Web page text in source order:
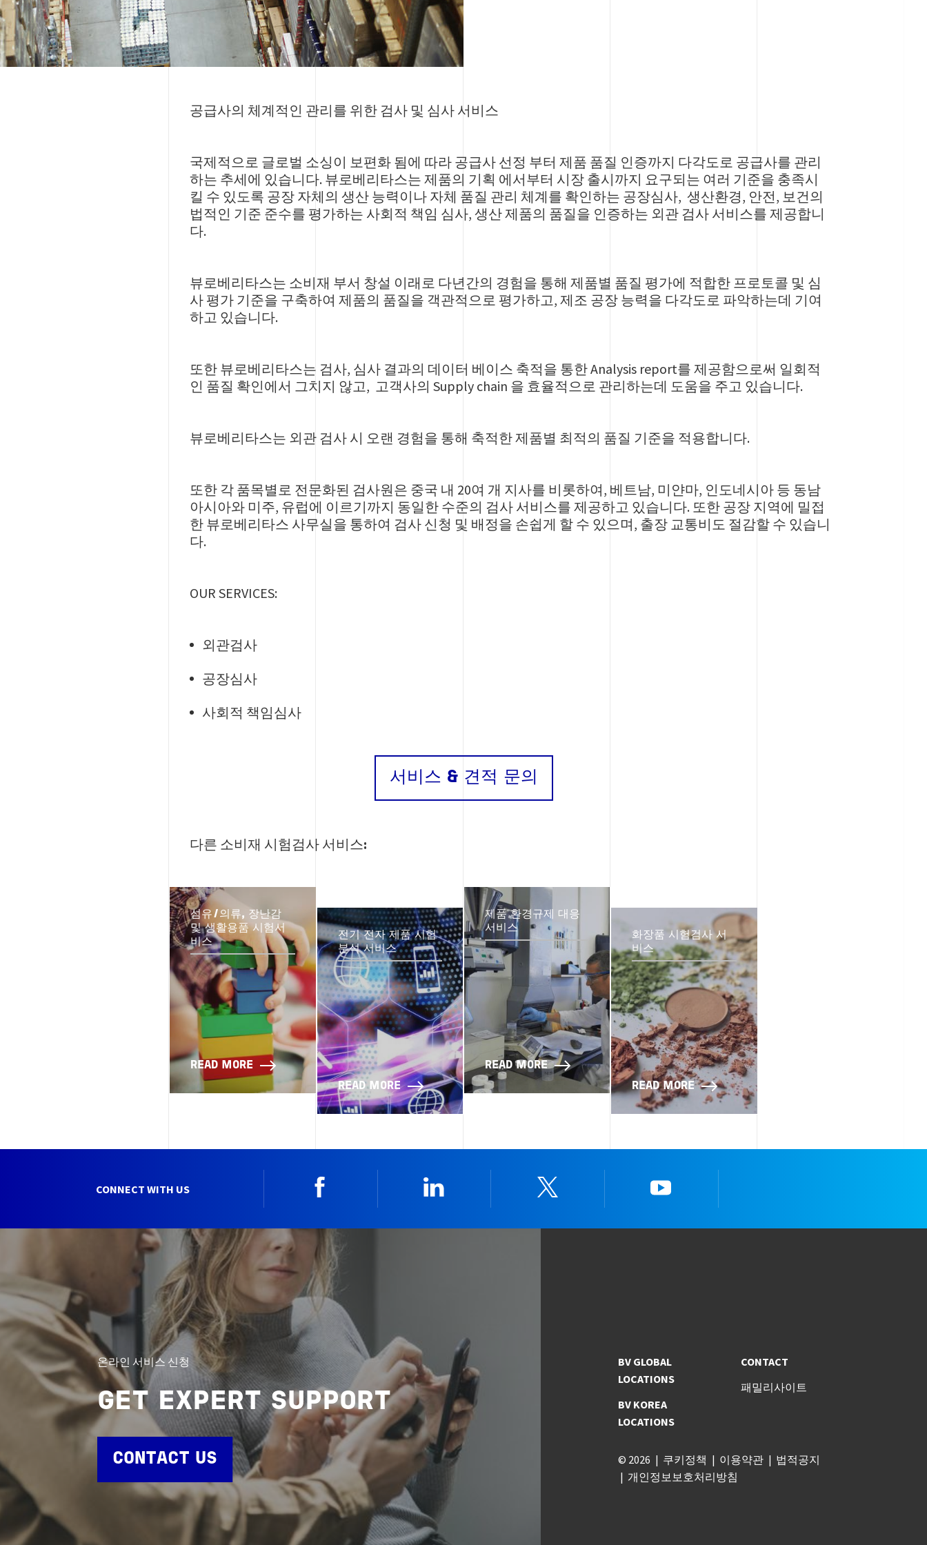
공급사의 체계적인 관리를 위한 검사 및 심사 서비스
국제적으로 글로벌 소싱이 보편화 됨에 따라 공급사 선정 부터 제품 품질 인증까지 다각도로 공급사를 관리
하는 추세에 있습니다. 뷰로베리타스는 제품의 기획 에서부터 시장 출시까지 요구되는 여러 기준을 충족시
킬 수 있도록 공장 자체의 생산 능력이나 자체 품질 관리 체계를 확인하는 공장심사, 생산환경, 안전, 보건의
법적인 기준 준수를 평가하는 사회적 책임 심사, 생산 제품의 품질을 인증하는 외관 검사 서비스를 제공합니
다.
뷰로베리타스는 소비재 부서 창설 이래로 다년간의 경험을 통해 제품별 품질 평가에 적합한 프로토콜 및 심
사 평가 기준을 구축하여 제품의 품질을 객관적으로 평가하고, 제조 공장 능력을 다각도로 파악하는데 기여
하고 있습니다.
또한 뷰로베리타스는 검사, 심사 결과의 데이터 베이스 축적을 통한 Analysis report를 제공함으로써 일회적
인 품질 확인에서 그치지 않고, 고객사의 Supply chain 을 효율적으로 관리하는데 도움을 주고 있습니다.
뷰로베리타스는 외관 검사 시 오랜 경험을 통해 축적한 제품별 최적의 품질 기준을 적용합니다.
또한 각 품목별로 전문화된 검사원은 중국 내 20여 개 지사를 비롯하여, 베트남, 미얀마, 인도네시아 등 동남
아시아와 미주, 유럽에 이르기까지 동일한 수준의 검사 서비스를 제공하고 있습니다. 또한 공장 지역에 밀접
한 뷰로베리타스 사무실을 통하여 검사 신청 및 배정을 손쉽게 할 수 있으며, 출장 교통비도 절감할 수 있습니
다.
OUR SERVICES:
외관검사
공장심사
사회적 책임심사
서비스 & 견적 문의
다른 소비재 시험검사 서비스:
섬유/의류, 장난감
및 생활용품 시험서
비스
READ MORE
전기 전자 제품 시험
분석 서비스
READ MORE
제품 환경규제 대응
서비스
READ MORE
화장품 시험검사 서
비스
READ MORE
CONNECT WITH US
온라인 서비스 신청
GET EXPERT SUPPORT
CONTACT US
BV GLOBAL
LOCATIONS
BV KOREA
LOCATIONS
CONTACT
패밀리사이트
© 2026 쿠키정책 이용약관
법적공지
개인정보보호처리방침